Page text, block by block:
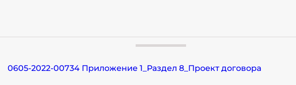
0605-2022-00734 Приложение 1_Раздел 8_Проект договора